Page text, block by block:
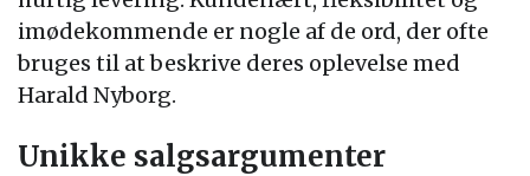
imødekommende er nogle af de ord, der ofte
bruges til at beskrive deres oplevelse med
Harald Nyborg.
Unikke salgsargumenter